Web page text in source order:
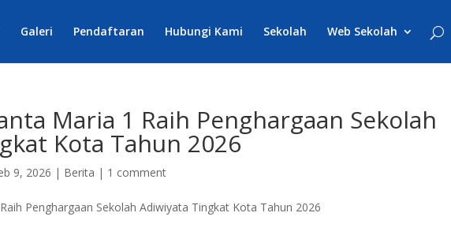
Galeri Pendaftaran Hubungi Kami Sekolah Web Sekolah
Maria 1 Raih Penghargaan Sekolah
Kota Tahun 2026
9, 2026 | Berita | 1 comment